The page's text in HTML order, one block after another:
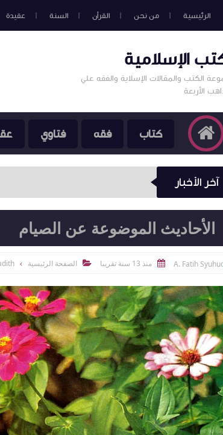
الرئيسية من نحن القرأن السنة عقيدة
الإسلامية
الكتب والمقالات الإسلاية والفقه علي
الأربعة
كتاب فقه فتاوي
آخر الأخبار
الأحاديث الموضوعة عن الصيام
A. Fatih
 منذ 13 سنة تقريبا  الصفحة الرئيسية